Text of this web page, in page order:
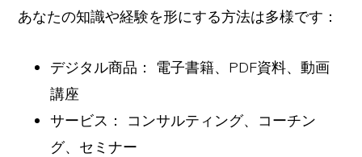
あなたの知識や経験を形にする方法は多様です：
デジタル商品： 電子書籍、PDF資料、動画
講座
サービス： コンサルティング、コーチン
グ、セミナー